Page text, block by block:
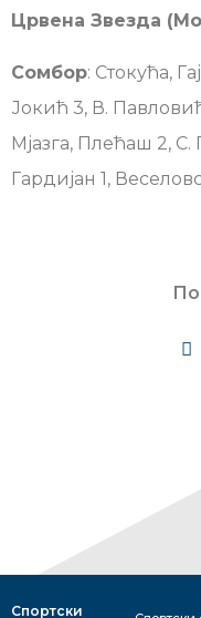
Црвена Звезда
Сомбор: Стокућа,
Јокић 3, В.
Мјазга, Плећаш 2,
Гардијан 1,
Спортски